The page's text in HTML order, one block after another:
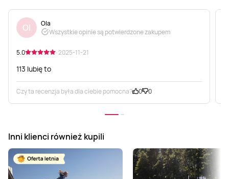
Ol
Ola
Wszystkie opinie są potwierdzone zakupem
5.0 · 2025-11-21
113 lubię to
Czy ta recenzja była dla ciebie pomocna? 0 0
Inni klienci również kupili